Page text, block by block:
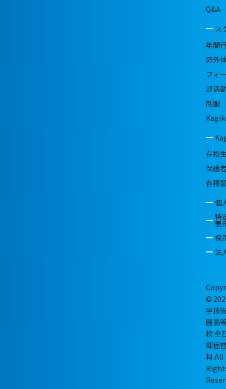
Q&A
ス
年間
郊外
フィ
部活
制服
在校
保護
各種
個
特
表
採
法
©
学技
園高
校 全
課程
科 All